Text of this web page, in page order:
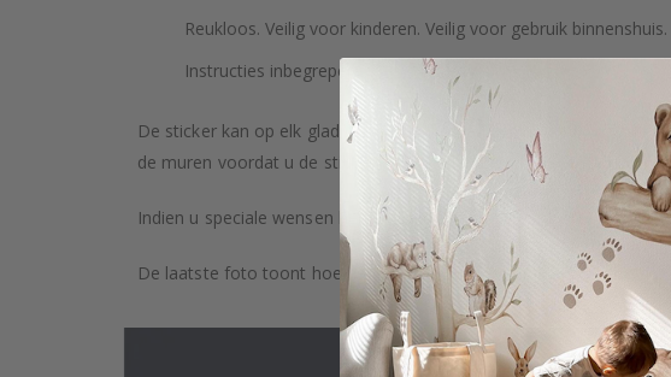
Reukloos. Veilig voor kinderen. Veilig voor gebruik binnenshuis.
Instructies inbegrepen.
De sticker kan op elk glad oppervlak worden geplaatst, b.v. glas-,
de muren voordat u de stickers plakt. Afhankelijk van de
Indien u speciale wensen heeft, zoals aangepaste grootte,
De laatste foto toont hoe het product wordt verpakt.